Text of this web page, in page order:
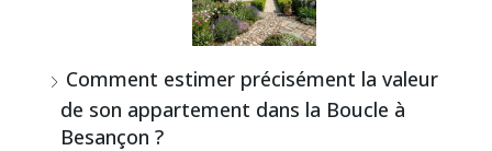
Comment estimer précisément la valeur
de son appartement dans la Boucle à
Besançon ?